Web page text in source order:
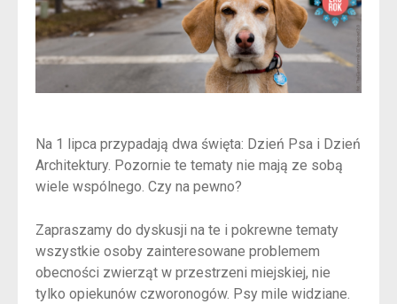
Na 1 lipca przypadają dwa święta: Dzień Psa i Dzień
Architektury. Pozornie te tematy nie mają ze sobą
wiele wspólnego. Czy na pewno?
Zapraszamy do dyskusji na te i pokrewne tematy
wszystkie osoby zainteresowane problemem
obecności zwierząt w przestrzeni miejskiej, nie
tylko opiekunów czworonogów. Psy mile widziane.